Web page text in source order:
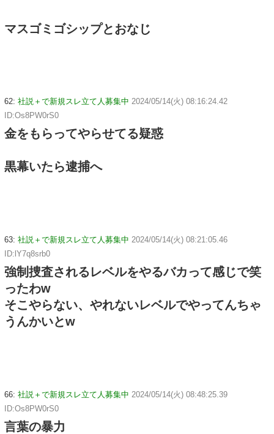
マスゴミゴシップとおなじ
62: 社説＋で新規スレ立て人募集中 2024/05/14(火) 08:16:24.42
ID:Os8PW0rS0
金をもらってやらせてる疑惑
黒幕いたら逮捕へ
63: 社説＋で新規スレ立て人募集中 2024/05/14(火) 08:21:05.46
ID:lY7q8srb0
強制捜査されるレベルをやるバカって感じで笑
ったわw
そこやらない、やれないレベルでやってんちゃ
うんかいとw
66: 社説＋で新規スレ立て人募集中 2024/05/14(火) 08:48:25.39
ID:Os8PW0rS0
言葉の暴力